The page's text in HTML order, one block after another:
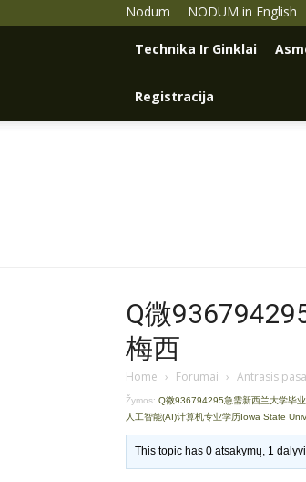
Nodum NODUM in English
Technika Ir Ginklai
Registracija
Q微
梅西
Home › Forumai › Antrasis
Žymos: Q微936794295急需新西兰大学毕
人工智能(AI)计算机专业学历Iowa State
This topic has 0 atsakymų, 1